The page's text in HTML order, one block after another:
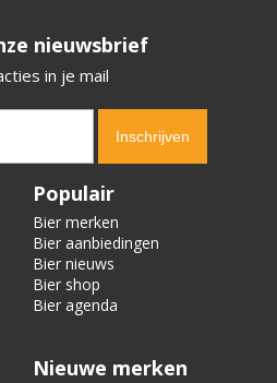
nieuwsbrief
in je mail
Populair
Bier merken
Bier aanbiedingen
Bier nieuws
Bier shop
Bier agenda
Nieuwe merken